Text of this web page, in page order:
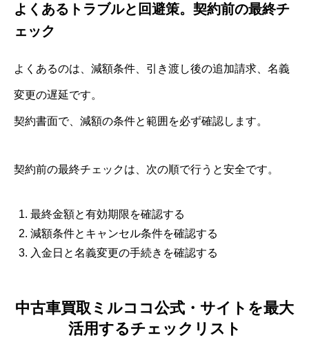
よくあるトラブルと回避策。契約前の最終チ
ェック
よくあるのは、減額条件、引き渡し後の追加請求、名義
変更の遅延です。
契約書面で、減額の条件と範囲を必ず確認します。
契約前の最終チェックは、次の順で行うと安全です。
最終金額と有効期限を確認する
減額条件とキャンセル条件を確認する
入金日と名義変更の手続きを確認する
中古車買取ミルココ公式・サイトを最大
活用するチェックリスト